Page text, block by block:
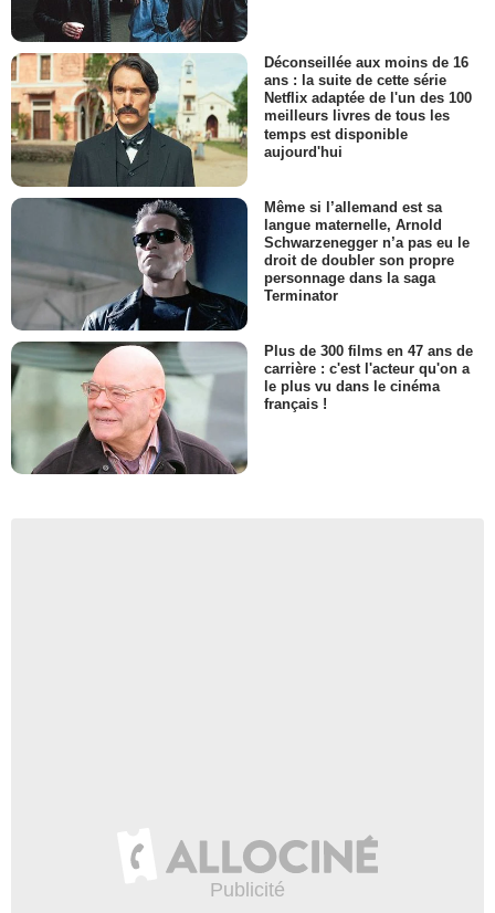
Déconseillée aux moins de 16
ans : la suite de cette série
Netflix adaptée de l'un des 100
meilleurs livres de tous les
temps est disponible
aujourd'hui
Même si l’allemand est sa
langue maternelle, Arnold
Schwarzenegger n’a pas eu le
droit de doubler son propre
personnage dans la saga
Terminator
Plus de 300 films en 47 ans de
carrière : c'est l'acteur qu'on a
le plus vu dans le cinéma
français !